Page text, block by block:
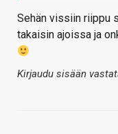
Sehän vissiin riippu
takaisin ajoissa ja
Kirjaudu sisään